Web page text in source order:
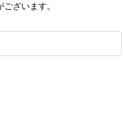
ざいます。